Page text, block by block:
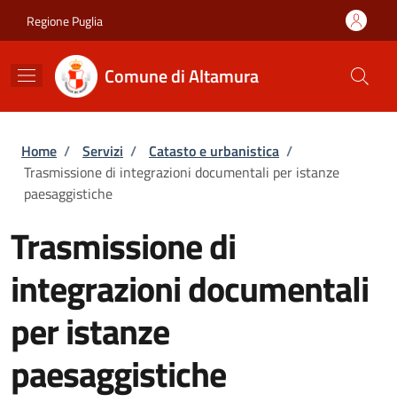
Regione Puglia
Comune di Altamura
Briciole di pane
Home / Servizi / Catasto e urbanistica /
Trasmissione di integrazioni documentali per istanze
paesaggistiche
Trasmissione di
integrazioni documentali
per istanze
paesaggistiche